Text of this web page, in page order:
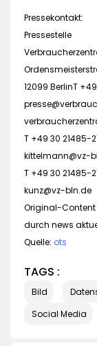
Pressekontakt:
Pressestelle
12099 BerlinT
T +49 30 21485-
kittelmann@vz-
T +49 30 21485-
kunz@vz-bln.de
Original-Content
durch news
Quelle: ots
TAGS :
Bild
Social Media